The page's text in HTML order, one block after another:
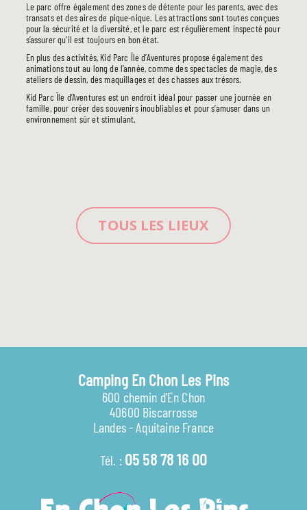
LE CAMPING
PRESTATIONS
HÉBERGEMENTS
TOURISME
INFOS UTILES
Le parc offre également des zones de détente pour les parents, avec des
transats et des aires de pique-nique. Les attractions sont toutes conçues
pour la sécurité et la diversité, et le parc est régulièrement inspecté pour
s’assurer qu’il est toujours en bon état.
En plus des activités, Kid Parc Île d’Aventures propose également des
animations tout au long de l’année, comme des spectacles de magie, des
ateliers de dessin, des maquillages et des chasses aux trésors.
Kid Parc Île d’Aventures est un endroit idéal pour passer une journée en
famille, pour créer des souvenirs inoubliables et pour s’amuser dans un
environnement sûr et stimulant.
TOUS LES LIEUX
Camping En Chon Les Pins
600 chemin d'En Chon
40600 Biscarrosse
Landes - Aquitaine France
Tél. : 05 58 78 16 00